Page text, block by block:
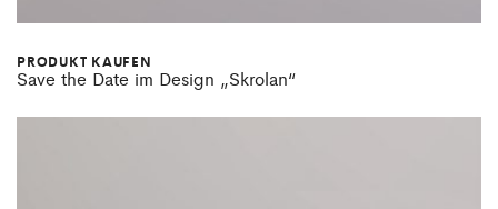
PRODUKT KAUFEN
Save the Date im Design „Skrolan“